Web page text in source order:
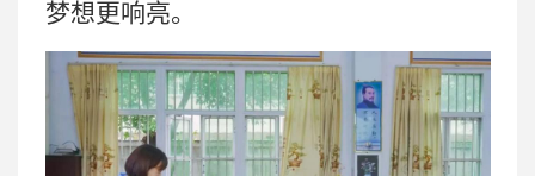
梦想更响亮。